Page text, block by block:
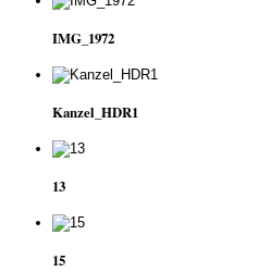
IMG_1972
Kanzel_HDR1
13
15